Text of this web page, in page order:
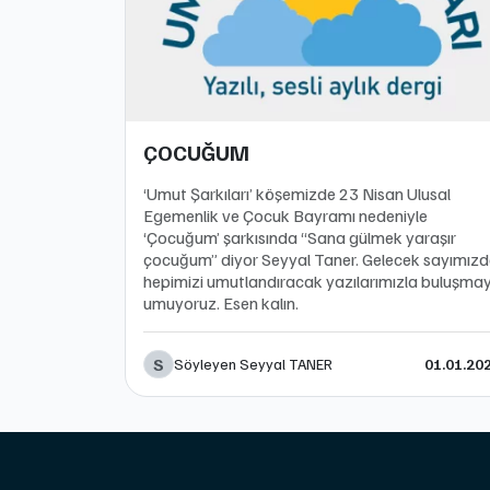
ÇOCUĞUM
‘Umut Şarkıları’ köşemizde 23 Nisan Ulusal
Egemenlik ve Çocuk Bayramı nedeniyle
‘Çocuğum’ şarkısında “Sana gülmek yaraşır
çocuğum” diyor Seyyal Taner. Gelecek
hepimizi umutlandıracak yazılarımızla
umuyoruz. Esen kalın.
S Söyleyen Seyyal TANER